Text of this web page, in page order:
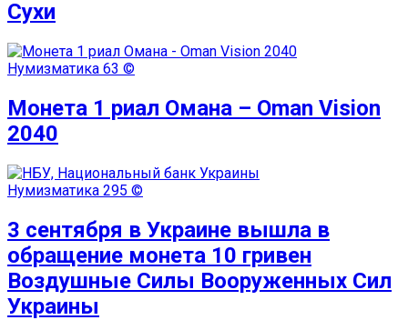
Сухи
Нумизматика 63 ©
Монета 1 риал Омана – Oman Vision
2040
Нумизматика 295 ©
3 сентября в Украине вышла в
обращение монета 10 гривен
Воздушные Силы Вооруженных Сил
Украины